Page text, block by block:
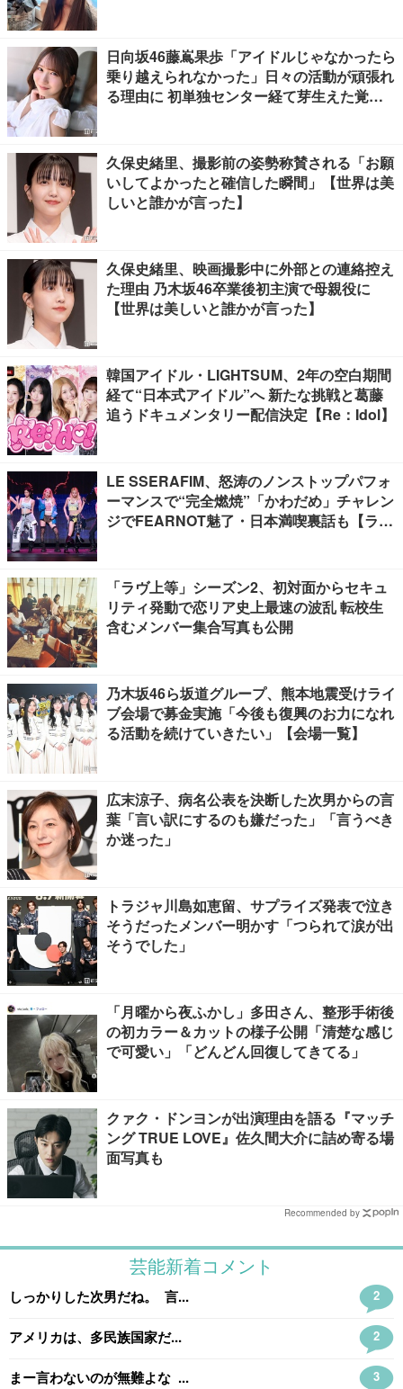
日向坂46藤嶌果歩「アイドルじゃなかったら
乗り越えられなかった」日々の活動が頑張れ
る理由に 初単独センター経て芽生えた覚悟
久保史緒里、撮影前の姿勢称賛される「お願
いしてよかったと確信した瞬間」【世界は美
しいと誰かが言った】
久保史緒里、映画撮影中に外部との連絡控え
た理由 乃木坂46卒業後初主演で母親役に
【世界は美しいと誰かが言った】
韓国アイドル・LIGHTSUM、2年の空白期間
経て“日本式アイドル”へ 新たな挑戦と葛藤
追うドキュメンタリー配信決定【Re：Idol】
LE SSERAFIM、怒涛のノンストップパフォ
ーマンスで“完全燃焼”「かわだめ」チャレン
ジでFEARNOT魅了・日本満喫裏話も【ライ
「ラヴ上等」シーズン2、初対面からセキュ
リティ発動で恋リア史上最速の波乱 転校生
含むメンバー集合写真も公開
乃木坂46ら坂道グループ、熊本地震受けライ
ブ会場で募金実施「今後も復興のお力になれ
る活動を続けていきたい」【会場一覧】
広末涼子、病名公表を決断した次男からの言
葉「言い訳にするのも嫌だった」「言うべき
か迷った」
トラジャ川島如恵留、サプライズ発表で泣き
そうだったメンバー明かす「つられて涙が出
そうでした」
「月曜から夜ふかし」多田さん、整形手術後
の初カラー＆カットの様子公開「清楚な感じ
で可愛い」「どんどん回復してきてる」
クァク・ドンヨンが出演理由を語る『マッチ
ング TRUE LOVE』佐久間大介に詰め寄る場
面写真も
Recommended by